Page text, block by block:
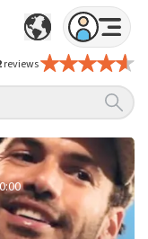
reviews